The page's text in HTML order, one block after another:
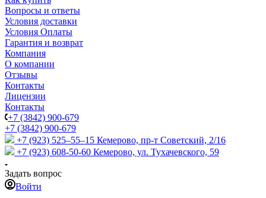
Вопросы и ответы
Условия доставки
Условия Оплаты
Гарантия и возврат
Компания
О компании
Отзывы
Контакты
Лицензии
Контакты
+7 (3842) 900-679
+7 (3842) 900-679
+7 (923) 525–55–15 Кемерово, пр-т Советский, 2/16
+7 (923) 608-50-60 Кемерово, ул. Тухачевского, 59
Задать вопрос
Войти